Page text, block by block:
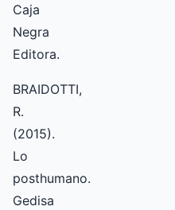
Caja
Negra
Editora.
BRAIDOTTI,
R.
(2015).
Lo
posthumano.
Gedisa